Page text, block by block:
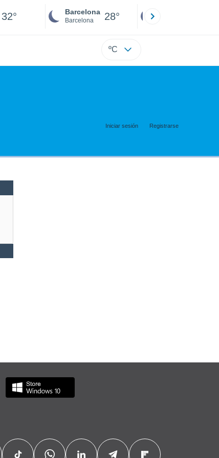
32° Barcelona
Barcelona 28°
ºC
Iniciar sesión Registrarse